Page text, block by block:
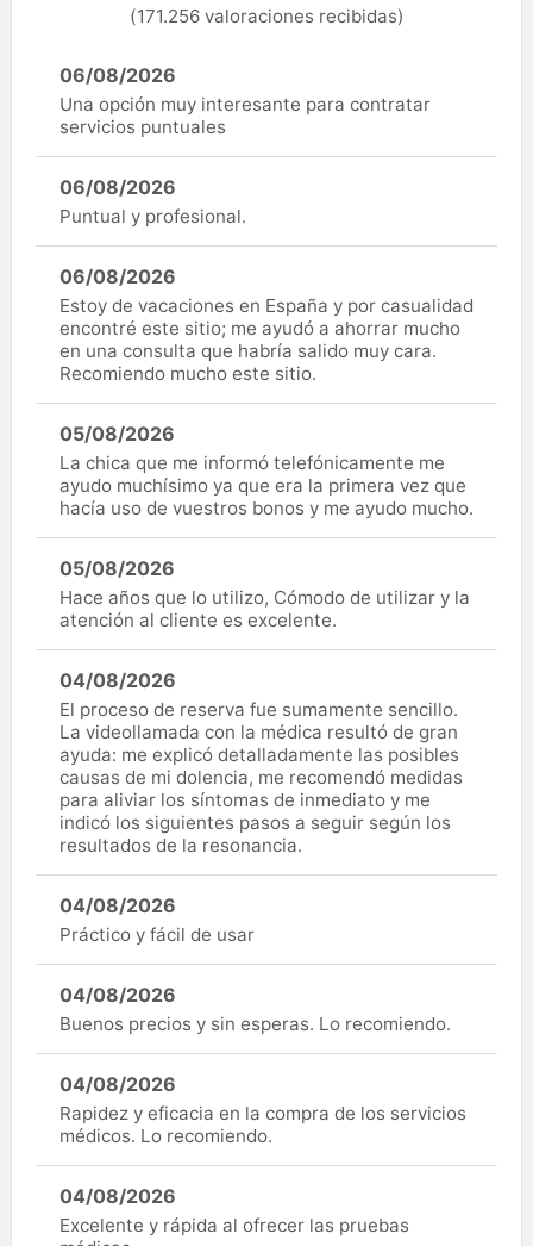
(171.256 valoraciones recibidas)
06/08/2026
Una opción muy interesante para contratar
servicios puntuales
06/08/2026
Puntual y profesional.
06/08/2026
Estoy de vacaciones en España y por casualidad
encontré este sitio; me ayudó a ahorrar mucho
en una consulta que habría salido muy cara.
Recomiendo mucho este sitio.
05/08/2026
La chica que me informó telefónicamente me
ayudo muchísimo ya que era la primera vez que
hacía uso de vuestros bonos y me ayudo mucho.
05/08/2026
Hace años que lo utilizo, Cómodo de utilizar y la
atención al cliente es excelente.
04/08/2026
El proceso de reserva fue sumamente sencillo.
La videollamada con la médica resultó de gran
ayuda: me explicó detalladamente las posibles
causas de mi dolencia, me recomendó medidas
para aliviar los síntomas de inmediato y me
indicó los siguientes pasos a seguir según los
resultados de la resonancia.
04/08/2026
Práctico y fácil de usar
04/08/2026
Buenos precios y sin esperas. Lo recomiendo.
04/08/2026
Rapidez y eficacia en la compra de los servicios
médicos. Lo recomiendo.
04/08/2026
Excelente y rápida al ofrecer las pruebas